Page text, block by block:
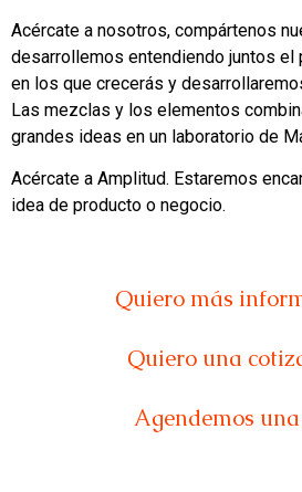
Acércate a nosotros, compártenos
desarrollemos entendiendo juntos el
en los que crecerás y
Las mezclas y los elementos
grandes ideas en un laboratorio de
Acércate a Amplitud. Estaremos
idea de producto o negocio.
Quiero más
Quiero una
Agendemos